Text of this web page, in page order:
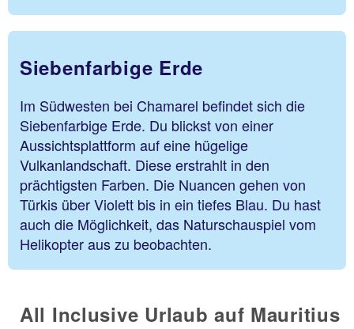
Siebenfarbige Erde
Im Südwesten bei Chamarel befindet sich die
Siebenfarbige Erde. Du blickst von einer
Aussichtsplattform auf eine hügelige
Vulkanlandschaft. Diese erstrahlt in den
prächtigsten Farben. Die Nuancen gehen von
Türkis über Violett bis in ein tiefes Blau. Du hast
auch die Möglichkeit, das Naturschauspiel vom
Helikopter aus zu beobachten.
All Inclusive Urlaub auf Mauritius